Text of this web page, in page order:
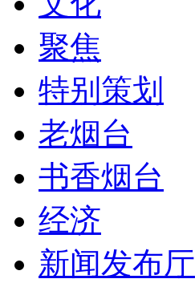
聚焦
特别策划
老烟台
书香烟台
经济
新闻发布厅